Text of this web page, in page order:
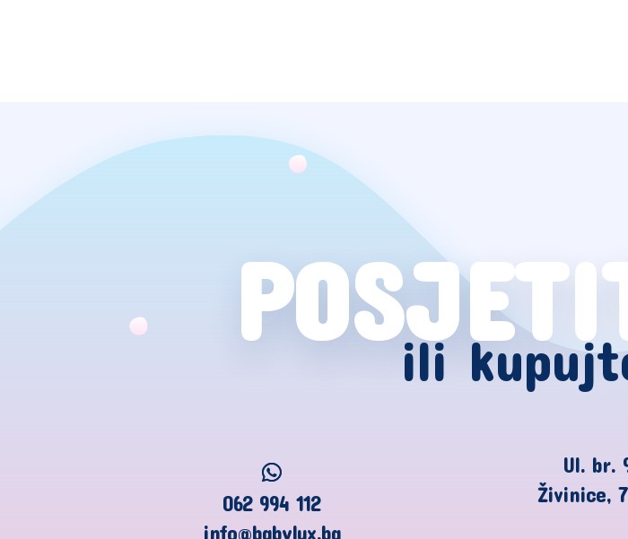
ili
062 994 112
info@babylux.ba
Ul. br.
Živinice,